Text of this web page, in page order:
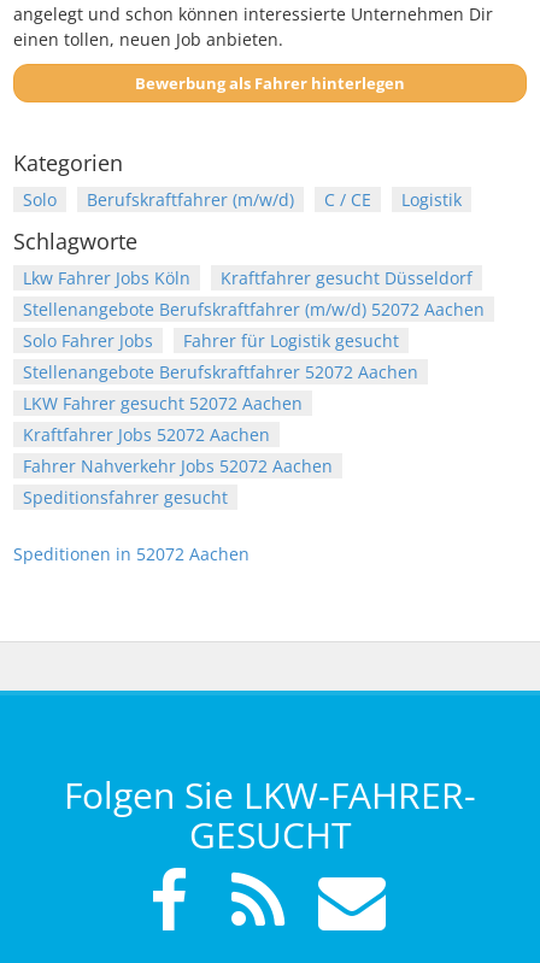
angelegt und schon können interessierte Unternehmen Dir
einen tollen, neuen Job anbieten.
Bewerbung als Fahrer hinterlegen
Kategorien
Solo Berufskraftfahrer (m/w/d) C / CE Logistik
Schlagworte
Lkw Fahrer Jobs Köln
Kraftfahrer gesucht Düsseldorf
Stellenangebote Berufskraftfahrer (m/w/d) 52072 Aachen
Solo Fahrer Jobs
Fahrer für Logistik gesucht
Stellenangebote Berufskraftfahrer 52072 Aachen
LKW Fahrer gesucht 52072 Aachen
Kraftfahrer Jobs 52072 Aachen
Fahrer Nahverkehr Jobs 52072 Aachen
Speditionsfahrer gesucht
Speditionen in 52072 Aachen
Folgen Sie LKW-FAHRER-
GESUCHT